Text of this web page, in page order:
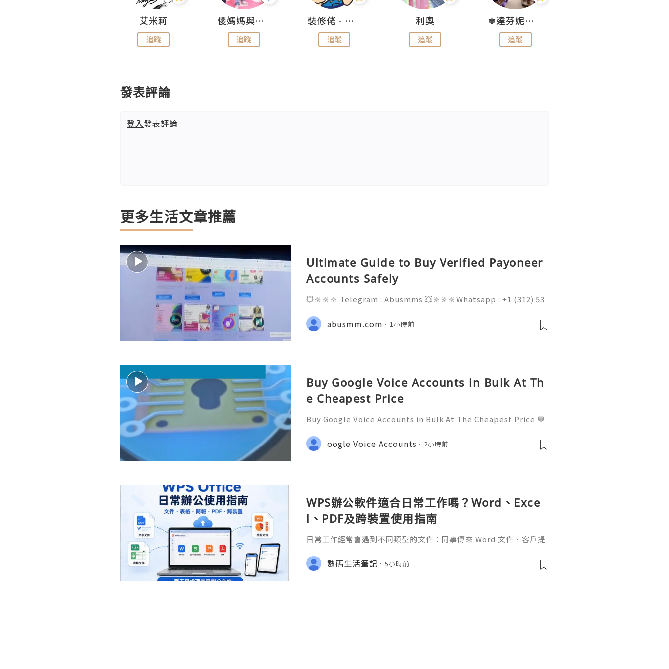
艾米莉
追蹤
儍媽媽與兩隻小魔怪之家
追蹤
裝修佬 - 香港一站式網上裝修平台
追蹤
利奧
追蹤
✾達芬妮•愛孩子•愛生活✾
追蹤
發表評論
登入發表評論
更多生活文章推薦
Ultimate Guide to Buy Verified Payoneer
Accounts Safely
💥🔆🔆🔆 Telegram : Abusmms 💥🔆🔆🔆Whatsapp : +1 (312) 53
ebook Page : Abusmm 💥🔆🔆🔆 Signal : +1 (682) 474-9468
abusmm.com 1小時前
Buy Google Voice Accounts in Bulk At Th
e Cheapest Price
Buy Google Voice Accounts in Bulk At The Cheapest Price 💬
gmail.com 💎 WhatsApp: +1(772)563-8300 🚀 Telegram: @usa
marketit 🎮 discord: usamarketit ✅
oogle Voice Accounts 2小時前
WPS辦公軟件適合日常工作嗎？Word、Exce
l、PDF及跨裝置使用指南
日常工作經常會遇到不同類型的文件：同事傳來 Word 文件、客戶提
PDF。 如果每種文件都要使用不同程式，處理起來比較零散。因此不
少人會接觸 WPS Offic
數碼生活筆記 5小時前